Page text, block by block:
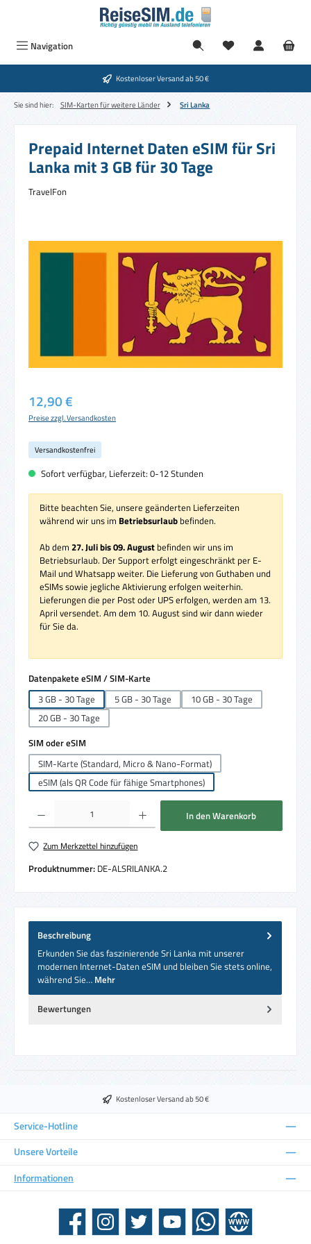
Zum Hauptinhalt springen
Navigation
Kostenloser Versand ab 50 €
Sie sind hier: SIM-Karten für weitere Länder Sri Lanka
Prepaid Internet Daten eSIM für Sri
Lanka mit 3 GB für 30 Tage
TravelFon
Regulärer Preis:
12,90 €
Preise zzgl. Versandkosten
Versandkostenfrei
Sofort verfügbar, Lieferzeit: 0-12 Stunden
Bitte beachten Sie, unsere geänderten Lieferzeiten
während wir uns im Betriebsurlaub befinden.
Ab dem 27. Juli bis 09. August befinden wir uns im
Betriebsurlaub. Der Support erfolgt eingeschränkt per E-
Mail und Whatsapp weiter. Die Lieferung von Guthaben und
eSIMs sowie jegliche Aktivierung erfolgen weiterhin.
Lieferungen die per Post oder UPS erfolgen, werden am 13.
April versendet. Am dem 10. August sind wir dann wieder
für Sie da.
Datenpakete eSIM / SIM-Karte
3 GB - 30 Tage
5 GB - 30 Tage
10 GB - 30 Tage
20 GB - 30 Tage
SIM oder eSIM
SIM-Karte (Standard, Micro & Nano-Format)
eSIM (als QR Code für fähige Smartphones)
Produkt Anzahl: Gib den gewünschten Wert ein oder benutze die Schaltflächen um
In den Warenkorb
Zum Merkzettel hinzufügen
Produktnummer: DE-ALSRILANKA.2
Beschreibung
Erkunden Sie das faszinierende Sri Lanka mit unserer
modernen Internet-Daten eSIM und bleiben Sie stets online,
während Sie… Mehr
Bewertungen
Kostenloser Versand ab 50 €
Service-Hotline
Unsere Vorteile
Informationen
Facebook Instagram Twitter YouTube WhatsApp Website